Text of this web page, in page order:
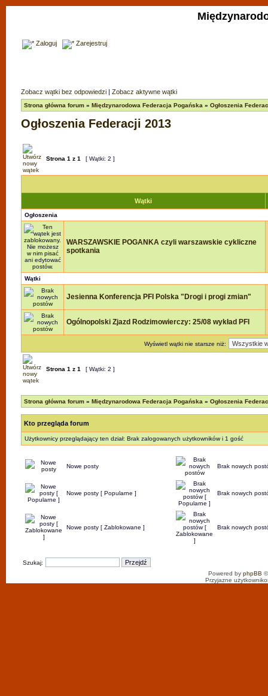
Zaloguj Zarejestruj
Zobacz wątki bez odpowiedzi | Zobacz aktywne wątki
Strona główna forum » Międzynarodowa Federacja Pogańska » Ogłoszenia
Ogłoszenia Federacji 2013
Strona 1 z 1 [ Wątki: 2 ]
Wątki
Ogłoszenia
WARSZAWSKIE POGANKA czyli warszawskie cykliczne
spotkania
Wątki
Jesienna Konferencja PFI Polska "Drogi i progi zmian"
Ogólnopolski Zjazd Rodzimowierczy: 25/08 wykład PFI
Wyświetl wątki nie starsze niż:
Strona 1 z 1 [ Wątki: 2 ]
Strona główna forum » Międzynarodowa Federacja Pogańska » Ogłoszenia
Kto przegląda forum
Użytkownicy przeglądający ten dział: Brak zalogowanych użytkowników i 1 gość
Nowe posty Brak nowych
Nowe posty [ Popularne ] Brak nowych
Nowe posty [ Zablokowane ] Brak nowych
Szukaj:
Powered by phpBB
Przyjazne